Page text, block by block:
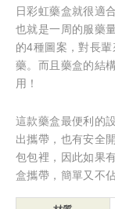
日彩虹藥盒就很適
也就是一周的服藥
的4種圖案，對長
藥。而且藥盒的結
用！
這款藥盒最便利的
出攜帶，也有安全
包包裡，因此如果
盒攜帶，簡單又不